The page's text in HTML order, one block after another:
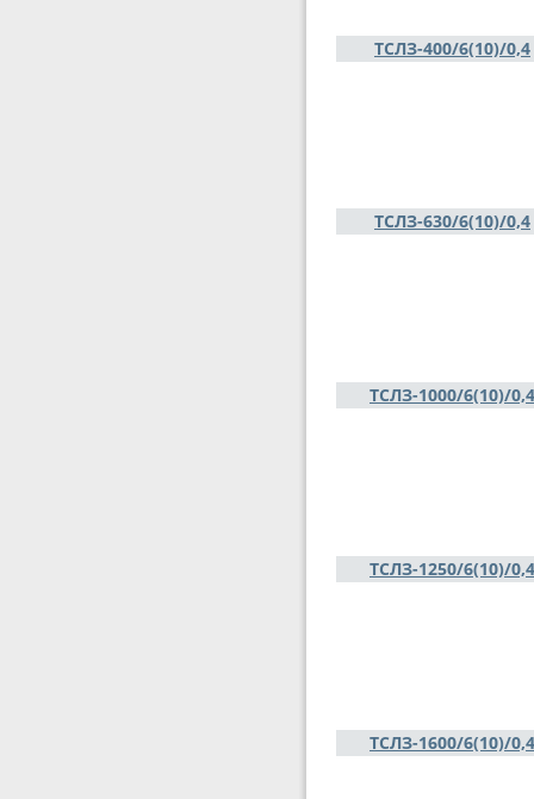
ТСЛЗ-400/6(10)/0,4
ТСЛЗ-630/6(10)/0,4
ТСЛЗ-1000/6(10)/0,4
ТСЛЗ-1250/6(10)/0,4
ТСЛЗ-1600/6(10)/0,4